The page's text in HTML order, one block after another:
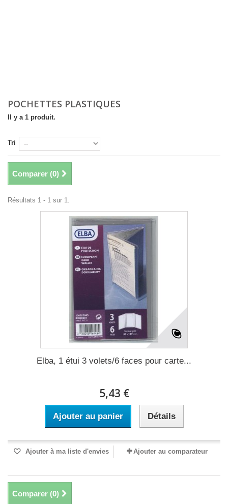
POCHETTES PLASTIQUES
Il y a 1 produit.
Tri
Comparer (0)
Résultats 1 - 1 sur 1.
Elba, 1 étui 3 volets/6 faces pour carte...
5,43 €
Ajouter au panier Détails
Ajouter à ma liste d'envies Ajouter au comparateur
Comparer (0)